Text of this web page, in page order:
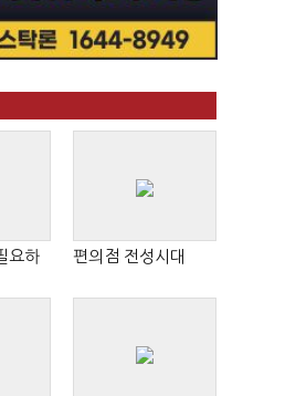
요하
편의점 전성시대